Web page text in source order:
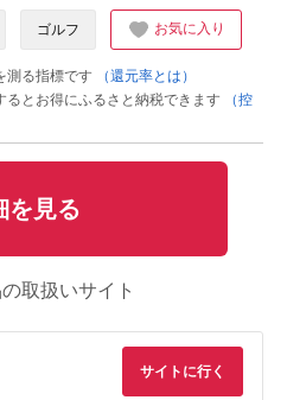
ゴルフ お気に入り
測る指標です
（還元率とは）
とお得にふるさと納税できます
（控
を見る
取扱いサイト
サイトに行く